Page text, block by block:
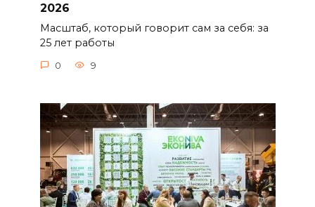
2026
Масштаб, который говорит сам за себя: за
25 лет работы
0 9